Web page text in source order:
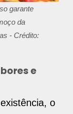
garante
da
- Crédito:
e
o